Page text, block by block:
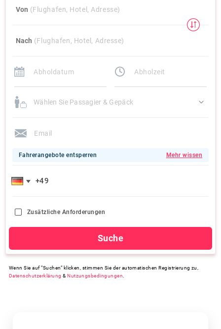
Von (Flughafen, Hotel, Adresse)
Nach (Flughafen, Hotel, Adresse)
Wählen Sie Passagier & Gepäck
Fahrerangebote entsperren Mehr wissen
Zusätzliche Anforderungen
Suche
Wenn Sie auf "Suchen" klicken, stimmen Sie der automatischen Registrierung zu,
Datenschutzerklärung &Nutzungsbedingungen